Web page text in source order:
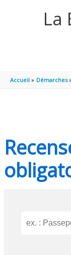
La
Accueil Démarches